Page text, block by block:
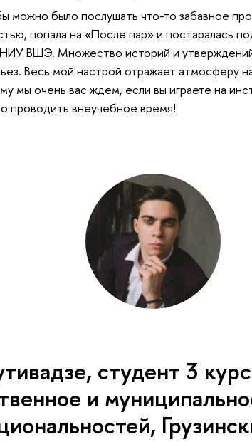
можно было послушать что-то забавное
попала на «После пар» и постаралась
ВШЭ. Множество историй и
Весь мой настрой отражает атмосферу
мы очень вас ждем, если вы играете на
проводить внеучебное время!
студент 3
и